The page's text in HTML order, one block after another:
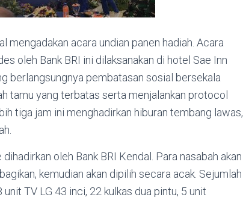
mengadakan acara undian panen hadiah. Acara
oleh Bank BRI ini dilaksanakan di hotel Sae Inn
berlangsungnya pembatasan sosial bersekala
tamu yang terbatas serta menjalankan protocol
tiga jam ini menghadirkan hiburan tembang lawas,
oleh Bank BRI Kendal. Para nasabah akan
kemudian akan dipilih secara acak. Sejumlah
TV LG 43 inci, 22 kulkas dua pintu, 5 unit